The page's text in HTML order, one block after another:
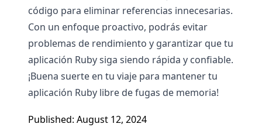
código para eliminar referencias innecesarias.
Con un enfoque proactivo, podrás evitar
problemas de rendimiento y garantizar que tu
aplicación Ruby siga siendo rápida y confiable.
¡Buena suerte en tu viaje para mantener tu
aplicación Ruby libre de fugas de memoria!
Published: August 12, 2024